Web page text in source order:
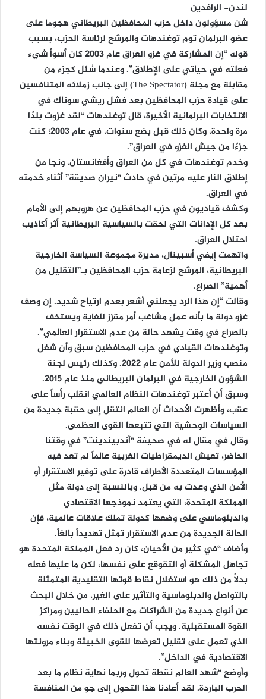
لندن- الرافدين
شن مسؤولون داخل حزب المحافظين البريطاني هجوما على
عضو البرلمان توم توغندهات والمرشح لرئاسة الحزب، بسبب
قوله “إن المشاركة في غزو العراق عام 2003 كان أسوأ شيء
فعلته في حياتي على الإطلاق”. وعندما سُئل كجزء من
مقابلة مع مجلة (The Spectator) إلى جانب زملائه المتنافسين
على قيادة حزب المحافظين بعد فشل ريشي سوناك في
الانتخابات البرلمانية الأخيرة، قال توغندهات “لقد غزوت بلدًا
مرة واحدة، وكان ذلك قبل بضع سنوات، في عام 2003؛ كنت
جزءًا من جيش الغزو في العراق”.
وخدم توغندهات في كل من العراق وأفغانستان، ونجا من
إطلاق النار عليه مرتين في حادث “نيران صديقة” أثناء خدمته
في العراق.
وكشف قياديون في حزب المحافظين عن هروبهم إلى الأمام
بعد كل الإدانات التي لحقت بالسياسية البريطانية أثر أكاذيب
احتلال العراق.
واتهمت إيفي أسبينال، مديرة مجموعة السياسة الخارجية
البريطانية، المرشح لزعامة حزب المحافظين بـ”التقليل من
أهمية” الصراع.
وقالت “إن هذا الرد يجعلني أشعر بعدم ارتياح شديد. إن وصف
غزو دولة ما بأنه عمل مشاغب أمر مقزز للغاية ويستخف
بالصراع في وقت يشهد حالة من عدم الاستقرار العالمي”.
وتوغندهات القيادي في حزب المحافظين سبق وأن شغل
منصب وزير الدولة للأمن عام 2022. وكذلك رئيس لجنة
الشؤون الخارجية في البرلمان البريطاني منذ عام 2015.
وسبق أن أعتبر توغندهات النظام العالمي انقلب رأساً على
عقب، وأظهرت الأحداث أن العالم انتقل إلى حقبة جديدة من
السياسات الوحشية التي تتبعها القوى العظمى.
وقال في مقال له في صحيفة “أندبيندينت” في وقتنا
الحاضر، تعيش الديمقراطيات الغربية عالماً لم تعد فيه
المؤسسات المتعددة الأطراف قادرة على توفير الاستقرار أو
الأمن الذي وعدت به من قبل. وبالنسبة إلى دولة مثل
المملكة المتحدة، التي يعتمد نموذجها الاقتصادي
والدبلوماسي على وضعها كدولة تملك علاقات عالمية، فإن
الحالة الجديدة من عدم الاستقرار تمثل تهديداً بالغاً.
وأضاف “في كثير من الأحيان، كان رد فعل المملكة المتحدة هو
تجاهل المشكلة أو التقوقع على نفسها، لكن ما عليها فعله
بدلاً من ذلك هو استغلال نقاط قوتها التقليدية المتمثلة
بالتواصل والدبلوماسية والتأثير على الغير، من خلال البحث
عن أنواع جديدة من الشراكات مع الحلفاء الحاليين ومراكز
القوة المستقبلية. ويجب أن تفعل ذلك في الوقت نفسه
الذي تعمل على تقليل تعرضها للقوى الخبيثة وبناء مرونتها
الاقتصادية في الداخل”.
وأوضح “شهد العالم نقطة تحول وربما نهاية نظام ما بعد
الحرب الباردة. لقد أعادنا هذا التحول إلى جو من المنافسة